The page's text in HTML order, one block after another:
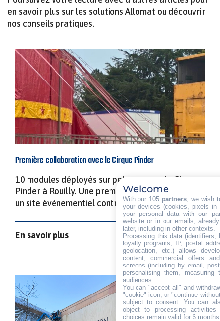
en savoir plus sur les solutions Allomat ou découvrir
nos conseils pratiques.
Première collaboration avec le Cirque Pinder
10 modules déployés sur pelouse pour le Cirque
Pinder à Rouilly. Une première collaboration sur
un site événementiel contraint.
En savoir plus
Welcome
With our 105 partners, we wish
your devices (cookies, pixels
your personal data with our
website or in our emails,
later, including in other contexts.
Processing this data (identifiers,
loyalty programs, IP, postal
geolocation, etc.) allows
content, commercial offers
screens (including by email,
personalising them, measuring
audiences.
You can "accept all" and
"cookie" icon, or "continue
subject to consent. You can
object to processing
choices remain valid for 6